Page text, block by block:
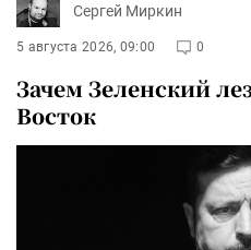
Сергей Миркин
5 августа 2026, 09:00 0
Зачем Зеленский
Восток